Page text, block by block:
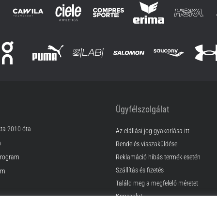
2010 óta
Ügyfélszolgálat
Az elállási jog gyakorlása itt
Rendelés visszaküldése
Reklamáció hibás termék esetén
Szállítás és fizetés
Találd meg a megfelelő méretet
Kapcsolat